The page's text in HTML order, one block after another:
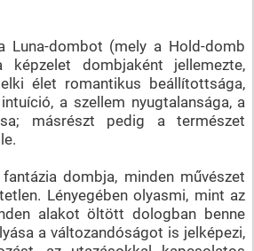
Luna-dombot (mely a Hold-domb
képzelet dombjaként jellemezte,
élet romantikus beállítottsága,
a szellem nyugtalansága, a
másrészt pedig a természet
dombja, minden művészet
Lényegében olyasmi, mint az
alakot öltött dologban benne
a változandóságot is jelképezi,